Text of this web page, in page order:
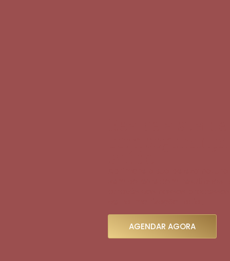
AGENDAR AGORA